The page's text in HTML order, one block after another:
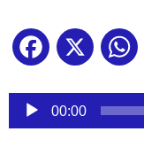
Facebook
X
Reproductor
audio
00:00